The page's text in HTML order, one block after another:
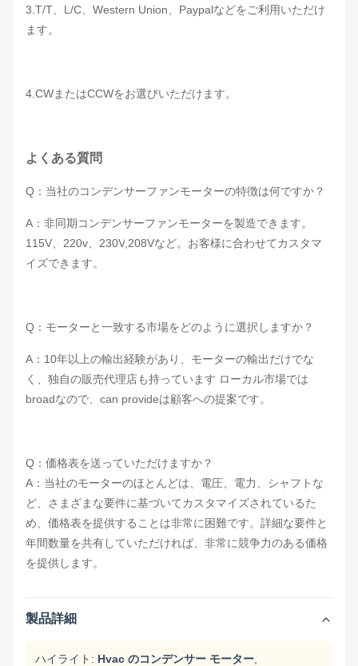
3.T/T、L/C、Western Union、Paypalなどをご利用いただけ
ます。
4.CWまたはCCWをお選びいただけます。
よくある質問
Q：当社のコンデンサーファンモーターの特徴は何ですか？
A：非同期コンデンサーファンモーターを製造できます。
115V、220v、230V ,208Vなど。お客様に合わせてカスタマ
イズできます。
Q： モーターと一致する市場をどのように選択しますか？
A：10年以上の輸出経験があり、モーターの輸出だけでな
く、独自の販売代理店も持っています ローカル市場では
broadなので、can provideは顧客への提案です。
Q：価格表を送っていただけますか？
A：当社のモーターのほとんどは、電圧、電力、シャフトな
ど、さまざまな要件に基づいてカスタマイズされているた
め、価格表を提供することは非常に困難です。詳細な要件と
年間数量を共有していただければ、非常に競争力のある価格
を提供します。
製品詳細
ハイライト: Hvac のコンデンサー モーター